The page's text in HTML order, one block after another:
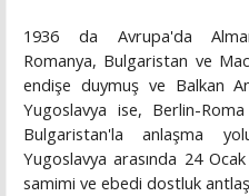
1936 da Avrupa'da
Romanya, Bulgaristan ve
endişe duymuş ve Balkan
Yugoslavya ise, Berlin-
Bulgaristan'la anlaşma
Yugoslavya arasında 24
samimi ve ebedi dostluk